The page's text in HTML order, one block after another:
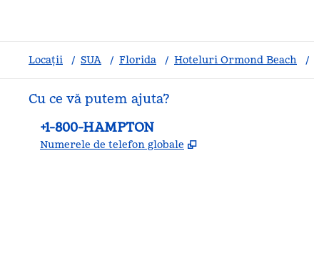
Locații / SUA / Florida / Hoteluri Ormond Beach /
Cu ce vă putem ajuta?
Telefon:
+1-800-HAMPTON
Numerele de telefon globale ,